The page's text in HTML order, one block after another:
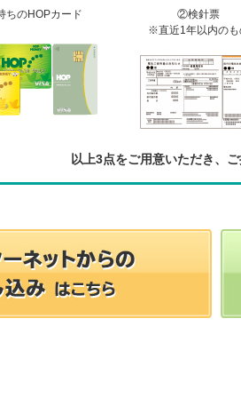
ちのHOPカード
②検針票
※直近1年以内のも
以上3点をご用意いただき、ご